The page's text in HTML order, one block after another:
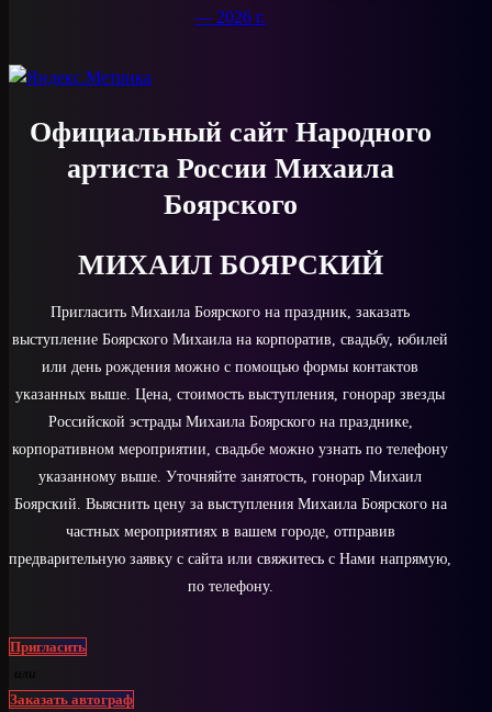
— 2026 г.
Официальный сайт Народного
артиста России Михаила
Боярского
МИХАИЛ БОЯРСКИЙ
Пригласить Михаила Боярского на праздник, заказать
выступление Боярского Михаила на корпоратив, свадьбу, юбилей
или день рождения можно с помощью формы контактов
указанных выше. Цена, стоимость выступления, гонорар звезды
Российской эстрады Михаила Боярского на празднике,
корпоративном мероприятии, свадьбе можно узнать по телефону
указанному выше. Уточняйте занятость, гонорар Михаил
Боярский. Выяснить цену за выступления Михаила Боярского на
частных мероприятиях в вашем городе, отправив
предварительную заявку с сайта или свяжитесь с Нами напрямую,
по телефону.
Пригласить
или
Заказать автограф